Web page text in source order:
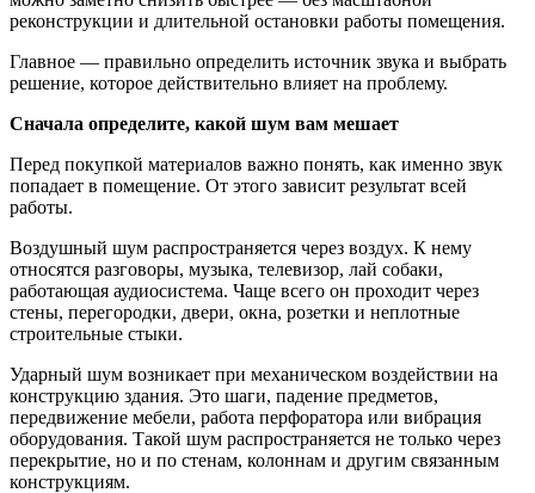
реконструкции и длительной остановки работы помещения.
Главное — правильно определить источник звука и выбрать
решение, которое действительно влияет на проблему.
Сначала определите, какой шум вам мешает
Перед покупкой материалов важно понять, как именно звук
попадает в помещение. От этого зависит результат всей
работы.
Воздушный шум распространяется через воздух. К нему
относятся разговоры, музыка, телевизор, лай собаки,
работающая аудиосистема. Чаще всего он проходит через
стены, перегородки, двери, окна, розетки и неплотные
строительные стыки.
Ударный шум возникает при механическом воздействии на
конструкцию здания. Это шаги, падение предметов,
передвижение мебели, работа перфоратора или вибрация
оборудования. Такой шум распространяется не только через
перекрытие, но и по стенам, колоннам и другим связанным
конструкциям.